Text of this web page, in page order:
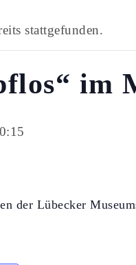
stattgefunden.
im
der Lübecker